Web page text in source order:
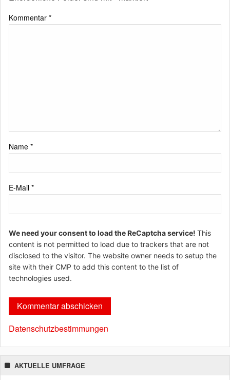
Kommentar *
Name *
E-Mail *
We need your consent to load the ReCaptcha service! This
content is not permitted to load due to trackers that are not
disclosed to the visitor. The website owner needs to setup the
site with their CMP to add this content to the list of
technologies used.
Datenschutzbestimmungen
AKTUELLE UMFRAGE